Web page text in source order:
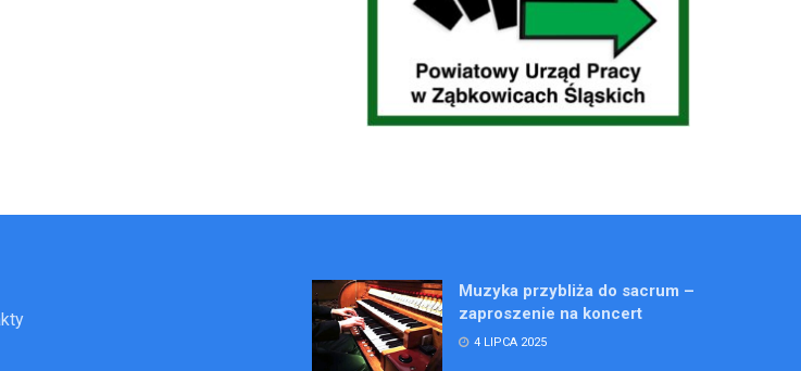
Muzyka przybliża do sacrum –
zaproszenie na koncert
4 LIPCA 2025